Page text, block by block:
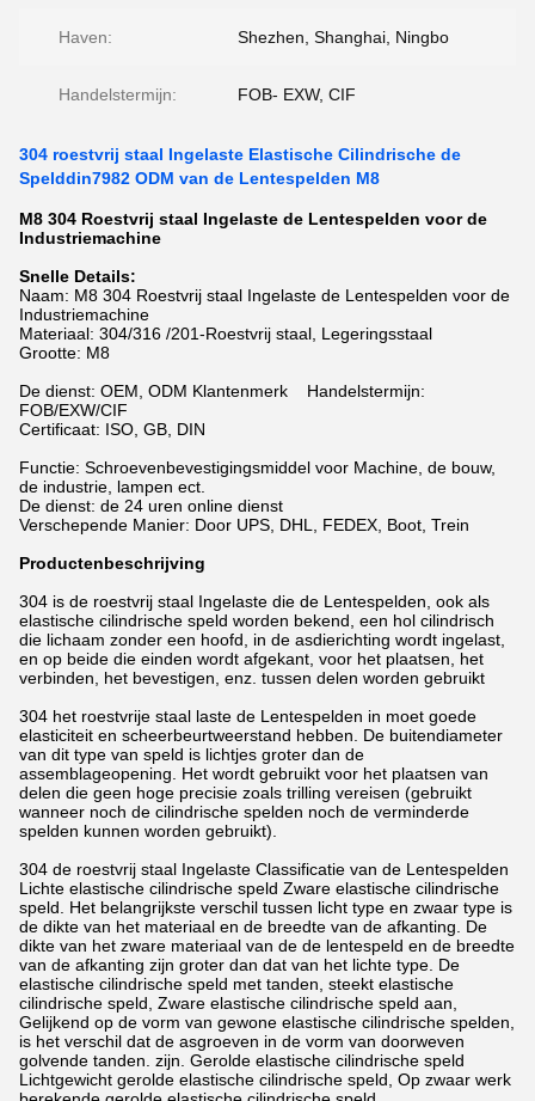
Haven: Shezhen, Shanghai, Ningbo
Handelstermijn: FOB- EXW, CIF
304 roestvrij staal Ingelaste Elastische Cilindrische de
Spelddin7982 ODM van de Lentespelden M8
M8 304 Roestvrij staal Ingelaste de Lentespelden voor de
Industriemachine
Snelle Details:
Naam: M8 304 Roestvrij staal Ingelaste de Lentespelden voor de
Industriemachine
Materiaal: 304/316 /201-Roestvrij staal, Legeringsstaal
Grootte: M8
De dienst: OEM, ODM Klantenmerk Handelstermijn:
FOB/EXW/CIF
Certificaat: ISO, GB, DIN
Functie: Schroevenbevestigingsmiddel voor Machine, de bouw,
de industrie, lampen ect.
De dienst: de 24 uren online dienst
Verschepende Manier: Door UPS, DHL, FEDEX, Boot, Trein
Productenbeschrijving
304 is de roestvrij staal Ingelaste die de Lentespelden, ook als
elastische cilindrische speld worden bekend, een hol cilindrisch
die lichaam zonder een hoofd, in de asdierichting wordt ingelast,
en op beide die einden wordt afgekant, voor het plaatsen, het
verbinden, het bevestigen, enz. tussen delen worden gebruikt
304 het roestvrije staal laste de Lentespelden in moet goede
elasticiteit en scheerbeurtweerstand hebben. De buitendiameter
van dit type van speld is lichtjes groter dan de
assemblageopening. Het wordt gebruikt voor het plaatsen van
delen die geen hoge precisie zoals trilling vereisen (gebruikt
wanneer noch de cilindrische spelden noch de verminderde
spelden kunnen worden gebruikt).
304 de roestvrij staal Ingelaste Classificatie van de Lentespelden
Lichte elastische cilindrische speld Zware elastische cilindrische
speld. Het belangrijkste verschil tussen licht type en zwaar type is
de dikte van het materiaal en de breedte van de afkanting. De
dikte van het zware materiaal van de de lentespeld en de breedte
van de afkanting zijn groter dan dat van het lichte type. De
elastische cilindrische speld met tanden, steekt elastische
cilindrische speld, Zware elastische cilindrische speld aan,
Gelijkend op de vorm van gewone elastische cilindrische spelden,
is het verschil dat de asgroeven in de vorm van doorweven
golvende tanden. zijn. Gerolde elastische cilindrische speld
Lichtgewicht gerolde elastische cilindrische speld, Op zwaar werk